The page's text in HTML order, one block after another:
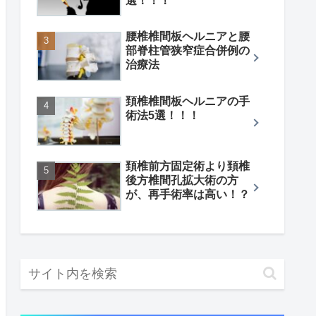
腰椎椎間板ヘルニアと腰
部脊柱管狭窄症合併例の
治療法
頚椎椎間板ヘルニアの手
術法5選！！！
頚椎前方固定術より頚椎
後方椎間孔拡大術の方
が、再手術率は高い！？